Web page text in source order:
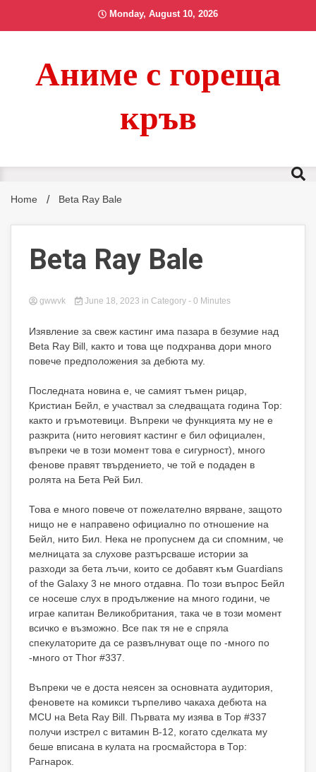
Monday, August 10, 2026
Аниме с гореща
кръв
Home Beta Ray Bale
Beta Ray Bale
gwwvk June 18, 2023 in Category - 0 Minutes
Изявление за свеж кастинг има пазара в безумие над
Beta Ray Bill, както и това ще подхранва дори много
повече предположения за дебюта му.
Последната новина е, че самият тъмен рицар,
Кристиан Бейл, е участвал за следващата година Тор:
както и гръмотевици. Въпреки че функцията му не е
разкрита (нито неговият кастинг е бил официален,
въпреки че в този момент това е сигурност), много
фенове правят твърдението, че той е подаден в
ролята на Бета Рей Бил.
Това е много повече от пожелателно вярване, защото
нищо не е направено официално по отношение на
Бейл, нито Бил. Нека не пропуснем да си спомним, че
мелницата за слухове разтърсваше истории за
разходи за бета лъчи, които се добавят към Guardians
of the Galaxy 3 не много отдавна. По този въпрос Бейл
се носеше слух в продължение на много години, че
играе капитан Великобритания, така че в този момент
всичко е възможно. Все пак тя не е спряла
спекулаторите да се развълнуват още по -много по
-много от Thor #337.
Въпреки че е доста неясен за основната аудитория,
феновете на комикси търпеливо чакаха дебюта на
MCU на Beta Ray Bill. Първата му изява в Тор #337
получи изстрел с витамин В-12, когато сделката му
беше вписана в кулата на гросмайстора в Тор:
Рагнарок.